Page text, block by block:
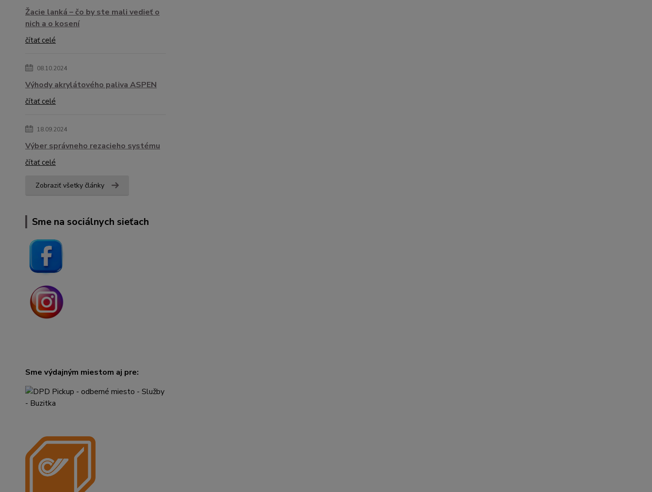
Žacie lanká – čo by ste mali vedieť o
nich a o kosení
čítať celé
08.10.2024
Výhody akrylátového paliva ASPEN
čítať celé
18.09.2024
Výber správneho rezacieho systému
čítať celé
Zobraziť všetky články
Sme na sociálnych sieťach
Sme výdajným miestom aj pre: